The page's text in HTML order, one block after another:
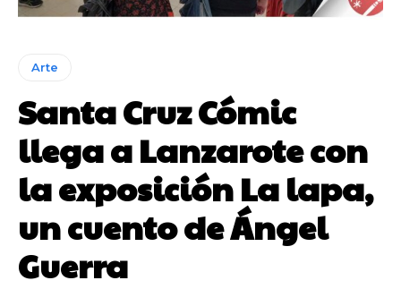
Arte
Santa Cruz Cómic
llega a Lanzarote con
la exposición La lapa,
un cuento de Ángel
Guerra